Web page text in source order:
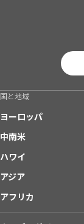
国と地域
ヨーロッパ
中南米
ハワイ
アジア
アフリカ